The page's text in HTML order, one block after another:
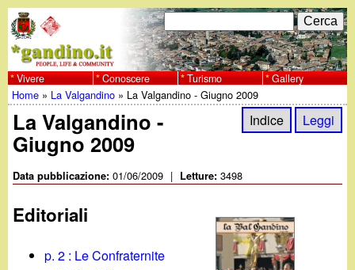
al
contenuto
principale
w
w
w
.
F
o
r
i
i
C
e
r
c
a
Vivere Conoscere Turismo Gallery
Tu
sei
qui
Home » La Valgandino » La Valgandino - Giugno 2009
Indice Leggi
La Valgandino -
Giugno 2009
Data pubblicazione:01/06/2009 | Letture:3498
Editoriali
p. 2 : Le Confraternite